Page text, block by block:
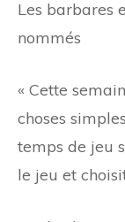
Les barbares
nommés
« Cette
choses
temps de jeu
le jeu et